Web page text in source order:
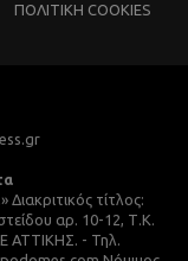
ΠΟΛΙΤΙΚΗ COOKIES
Διακριτικός τίτλος:
αρ. 10-12, Τ.Κ.
ΑΤΤΙΚΗΣ. - Τηλ.